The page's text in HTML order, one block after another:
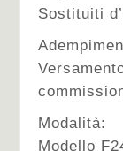
Sostituiti
Modalità:
Modello